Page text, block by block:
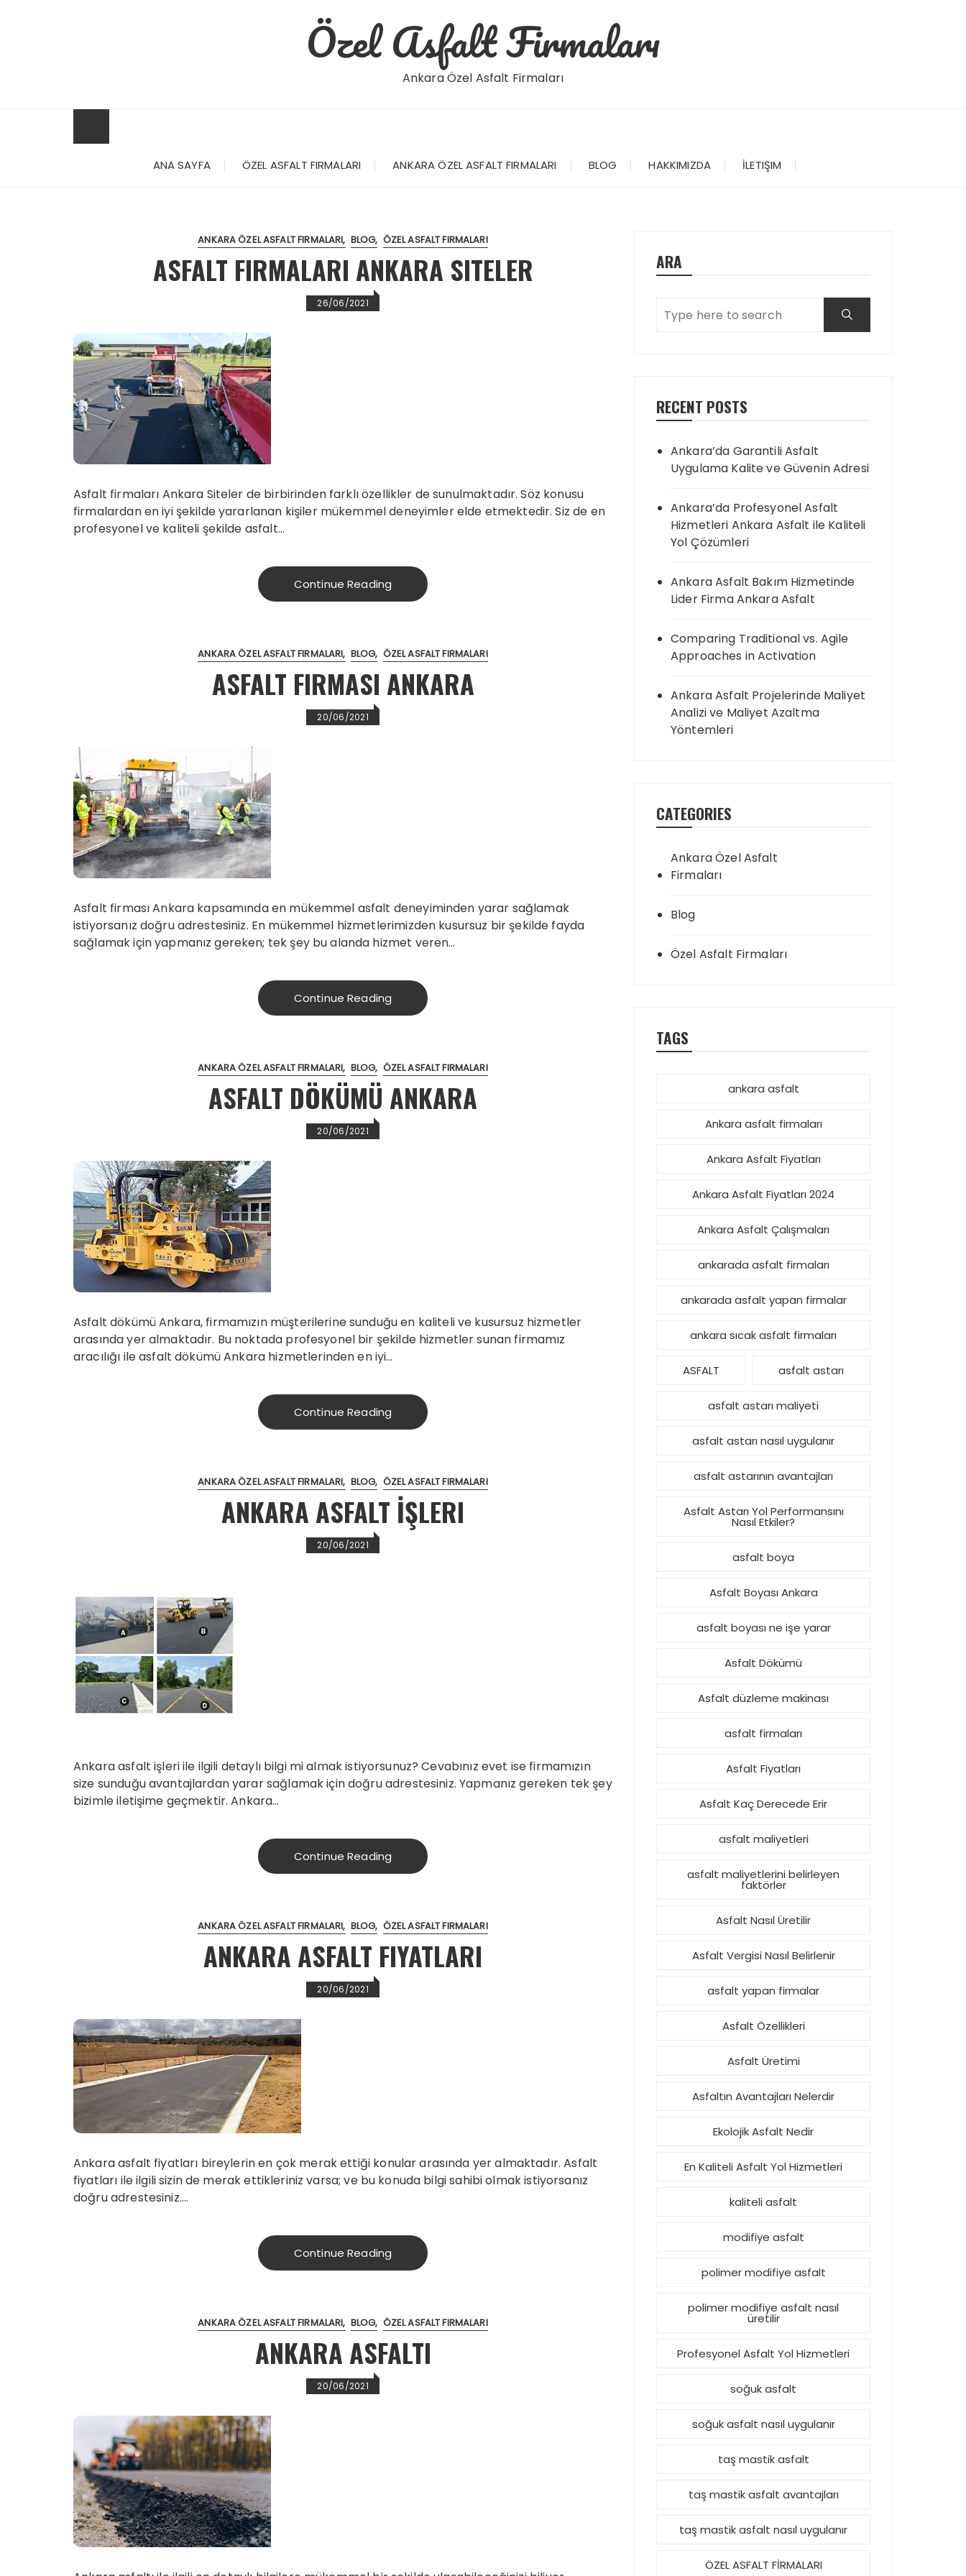
Özel Asfalt Firmaları
Ankara Özel Asfalt Firmaları
ANA SAYFA ÖZEL ASFALT FIRMALARI ANKARA ÖZEL ASFALT FIRMALARI BLOG HAKKIMIZDA İLETIŞIM
ANKARA ÖZEL ASFALT FIRMALARI BLOG ÖZEL ASFALT FIRMALARI
ASFALT FIRMALARI ANKARA SITELER
26/06/2021
Asfalt firmaları Ankara Siteler de birbirinden farklı özellikler de sunulmaktadır. Söz konusu
firmalardan en iyi şekilde yararlanan kişiler mükemmel deneyimler elde etmektedir. Siz de en
profesyonel ve kaliteli şekilde asfalt…
Continue Reading
ANKARA ÖZEL ASFALT FIRMALARI BLOG ÖZEL ASFALT FIRMALARI
ASFALT FIRMASI ANKARA
20/06/2021
Asfalt firması Ankara kapsamında en mükemmel asfalt deneyiminden yarar sağlamak
istiyorsanız doğru adrestesiniz. En mükemmel hizmetlerimizden kusursuz bir şekilde fayda
sağlamak için yapmanız gereken; tek şey bu alanda hizmet veren…
Continue Reading
ANKARA ÖZEL ASFALT FIRMALARI BLOG ÖZEL ASFALT FIRMALARI
ASFALT DÖKÜMÜ ANKARA
20/06/2021
Asfalt dökümü Ankara, firmamızın müşterilerine sunduğu en kaliteli ve kusursuz hizmetler
arasında yer almaktadır. Bu noktada profesyonel bir şekilde hizmetler sunan firmamız
aracılığı ile asfalt dökümü Ankara hizmetlerinden en iyi…
Continue Reading
ANKARA ÖZEL ASFALT FIRMALARI BLOG ÖZEL ASFALT FIRMALARI
ANKARA ASFALT İŞLERI
20/06/2021
Ankara asfalt işleri ile ilgili detaylı bilgi mi almak istiyorsunuz? Cevabınız evet ise firmamızın
size sunduğu avantajlardan yarar sağlamak için doğru adrestesiniz. Yapmanız gereken tek şey
bizimle iletişime geçmektir. Ankara…
Continue Reading
ANKARA ÖZEL ASFALT FIRMALARI BLOG ÖZEL ASFALT FIRMALARI
ANKARA ASFALT FIYATLARI
20/06/2021
Ankara asfalt fiyatları bireylerin en çok merak ettiği konular arasında yer almaktadır. Asfalt
fiyatları ile ilgili sizin de merak ettikleriniz varsa; ve bu konuda bilgi sahibi olmak istiyorsanız
doğru adrestesiniz….
Continue Reading
ANKARA ÖZEL ASFALT FIRMALARI BLOG ÖZEL ASFALT FIRMALARI
ANKARA ASFALTI
20/06/2021
ARA
RECENT POSTS
Ankara’da Garantili Asfalt
Uygulama Kalite ve Güvenin Adresi
Ankara’da Profesyonel Asfalt
Hizmetleri Ankara Asfalt ile Kaliteli
Yol Çözümleri
Ankara Asfalt Bakım Hizmetinde
Lider Firma Ankara Asfalt
Comparing Traditional vs. Agile
Approaches in Activation
Ankara Asfalt Projelerinde Maliyet
Analizi ve Maliyet Azaltma
Yöntemleri
CATEGORIES
Ankara Özel Asfalt
Firmaları
Blog
Özel Asfalt Firmaları
TAGS
ankara asfalt
Ankara asfalt firmaları
Ankara Asfalt Fiyatları
Ankara Asfalt Fiyatları 2024
Ankara Asfalt Çalışmaları
ankarada asfalt firmaları
ankarada asfalt yapan firmalar
ankara sıcak asfalt firmaları
ASFALT asfalt astarı
asfalt astarı maliyeti
asfalt astarı nasıl uygulanır
asfalt astarının avantajları
Asfalt Astarı Yol Performansını
Nasıl Etkiler?
asfalt boya
Asfalt Boyası Ankara
asfalt boyası ne işe yarar
Asfalt Dökümü
Asfalt düzleme makinası
asfalt firmaları
Asfalt Fiyatları
Asfalt Kaç Derecede Erir
asfalt maliyetleri
asfalt maliyetlerini belirleyen
faktörler
Asfalt Nasıl Üretilir
Asfalt Vergisi Nasıl Belirlenir
asfalt yapan firmalar
Asfalt Özellikleri
Asfalt Üretimi
Asfaltın Avantajları Nelerdir
Ekolojik Asfalt Nedir
En Kaliteli Asfalt Yol Hizmetleri
kaliteli asfalt
modifiye asfalt
polimer modifiye asfalt
polimer modifiye asfalt nasıl
üretilir
Profesyonel Asfalt Yol Hizmetleri
soğuk asfalt
soğuk asfalt nasıl uygulanır
taş mastik asfalt
taş mastik asfalt avantajları
taş mastik asfalt nasıl uygulanır
ÖZEL ASFALT FİRMALARI